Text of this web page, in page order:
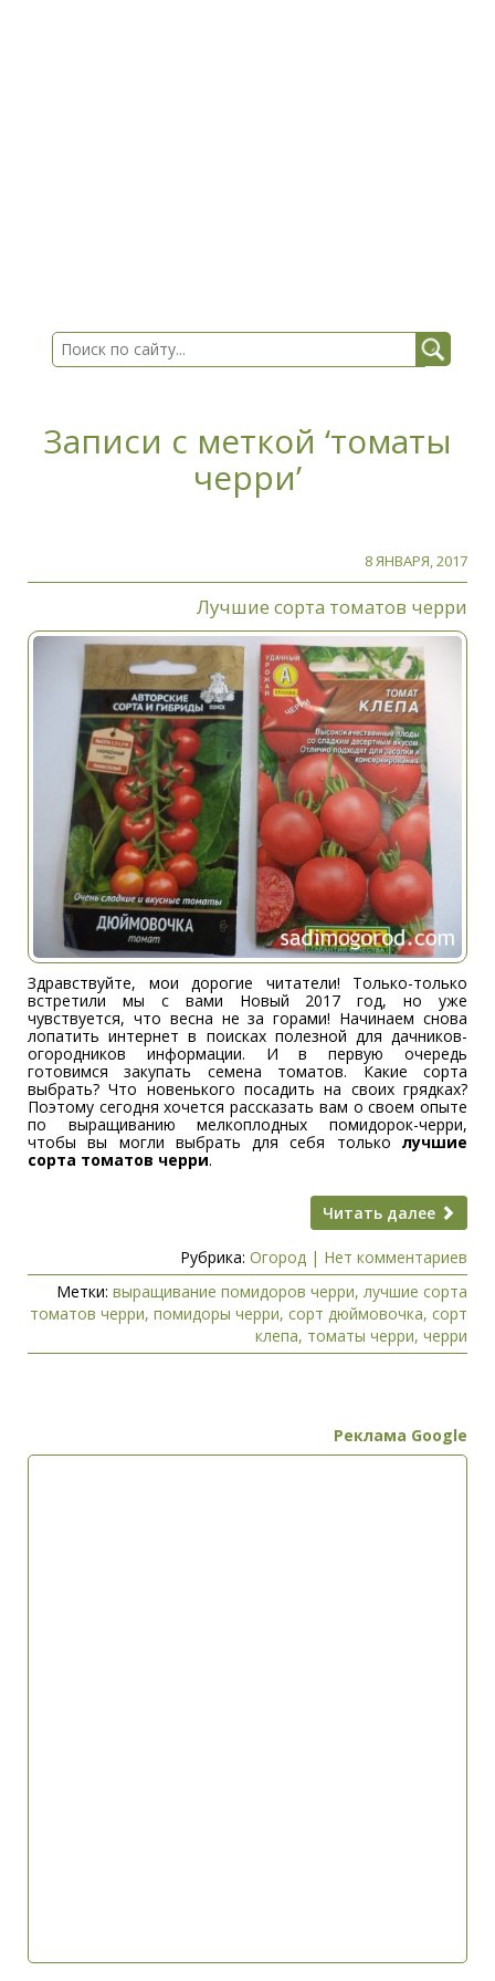
Записи с меткой ‘томаты
черри’
8 ЯНВАРЯ, 2017
Лучшие сорта томатов черри
Здравствуйте, мои дорогие читатели! Только-только
встретили мы с вами Новый 2017 год, но уже
чувствуется, что весна не за горами! Начинаем снова
лопатить интернет в поисках полезной для дачников-
огородников информации. И в первую очередь
готовимся закупать семена томатов. Какие сорта
выбрать? Что новенького посадить на своих грядках?
Поэтому сегодня хочется рассказать вам о своем опыте
по выращиванию мелкоплодных помидорок-черри,
чтобы вы могли выбрать для себя только лучшие
сорта томатов черри.
Читать далее
Рубрика: Огород | Нет комментариев
Метки: выращивание помидоров черри, лучшие сорта
томатов черри, помидоры черри, сорт дюймовочка, сорт
клепа, томаты черри, черри
Реклама Google